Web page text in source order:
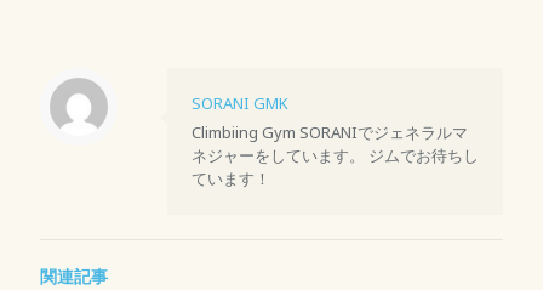
SORANI GMK
Climbiing Gym SORANIでジェネラルマ
ネジャーをしています。 ジムでお待ちし
ています！
関連記事